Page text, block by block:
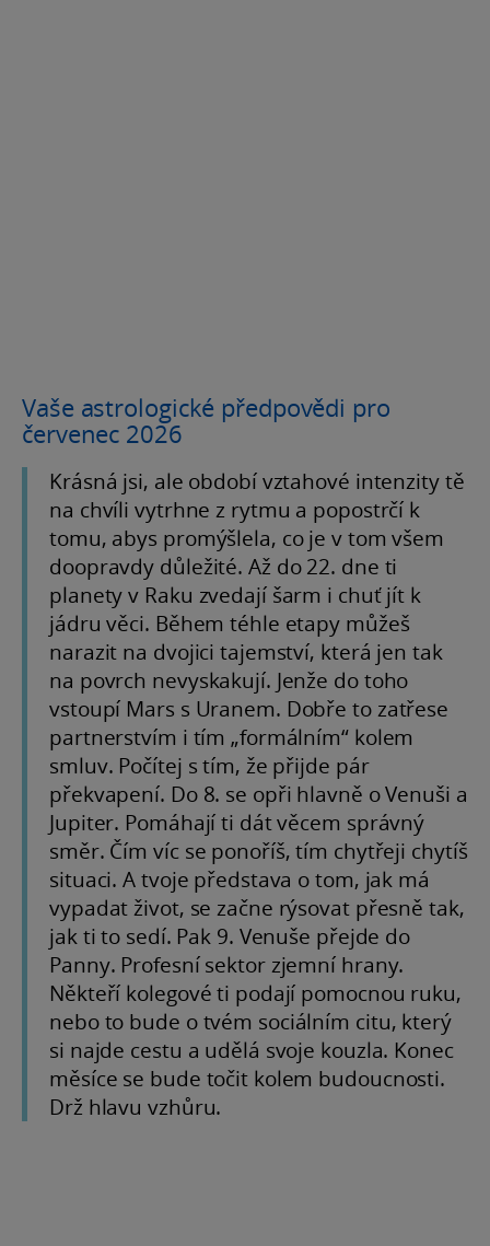
Vaše astrologické předpovědi pro
červenec 2026
Krásná jsi, ale období vztahové intenzity tě
na chvíli vytrhne z rytmu a popostrčí k
tomu, abys promýšlela, co je v tom všem
doopravdy důležité. Až do 22. dne ti
planety v Raku zvedají šarm i chuť jít k
jádru věci. Během téhle etapy můžeš
narazit na dvojici tajemství, která jen tak
na povrch nevyskakují. Jenže do toho
vstoupí Mars s Uranem. Dobře to zatřese
partnerstvím i tím „formálním“ kolem
smluv. Počítej s tím, že přijde pár
překvapení. Do 8. se opři hlavně o Venuši a
Jupiter. Pomáhají ti dát věcem správný
směr. Čím víc se ponoříš, tím chytřeji chytíš
situaci. A tvoje představa o tom, jak má
vypadat život, se začne rýsovat přesně tak,
jak ti to sedí. Pak 9. Venuše přejde do
Panny. Profesní sektor zjemní hrany.
Někteří kolegové ti podají pomocnou ruku,
nebo to bude o tvém sociálním citu, který
si najde cestu a udělá svoje kouzla. Konec
měsíce se bude točit kolem budoucnosti.
Drž hlavu vzhůru.